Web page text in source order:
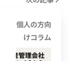
個人の方向
けコラム